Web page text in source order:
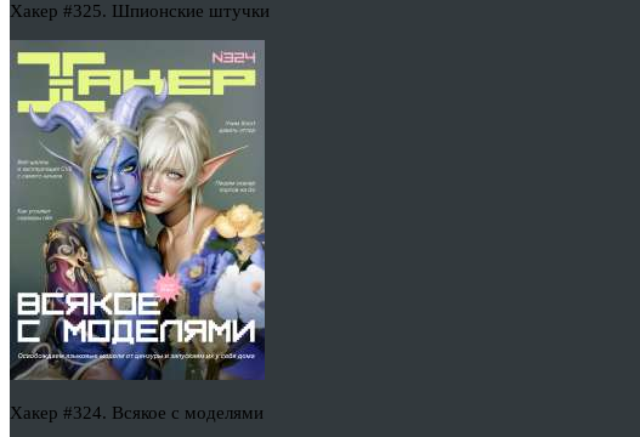
Хакер #325. Шпионские штучки
Хакер #324. Всякое с моделями